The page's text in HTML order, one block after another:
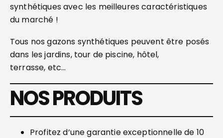
synthétiques avec les meilleures caractéristiques
du marché !
Tous nos gazons synthétiques peuvent être posés
dans les jardins, tour de piscine, hôtel,
terrasse, etc…
NOS PRODUITS
Profitez d’une garantie exceptionnelle de 10